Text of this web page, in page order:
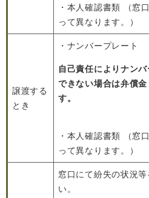
・本人確認書類 （窓
って異なります。）
譲渡する
とき
・ナンバープレート
自己責任によりナン
できない場合は弁償
す。
・本人確認書類 （窓
って異なります。）
窓口にて紛失の状況
い。